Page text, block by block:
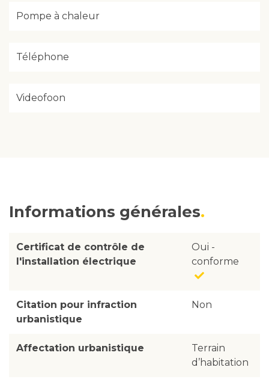
Pompe à chaleur
Téléphone
Videofoon
Informations générales
Certificat de contrôle de
l'installation électrique
Oui -
conforme
Citation pour infraction
urbanistique
Non
Affectation urbanistique
Terrain
d’habitation